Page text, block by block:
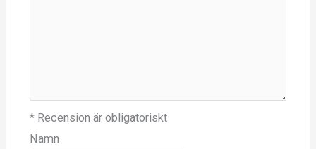
* Recension är obligatoriskt
Namn